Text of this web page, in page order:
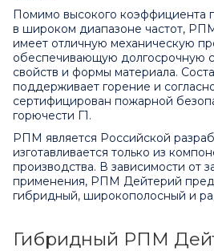
Помимо высокого коэффициента
в широком диапазоне частот,
имеет отличную механическую
обеспечивающую долгосрочную
свойств и формы материала.
поддерживает горение и
сертифицирован пожарной
горючести Г1.
РПМ является Российской
изготавливается только из
производства. В зависимости от
применения, РПМ Дейтерий
гибридный, широкополосный и
Гибридный РПМ